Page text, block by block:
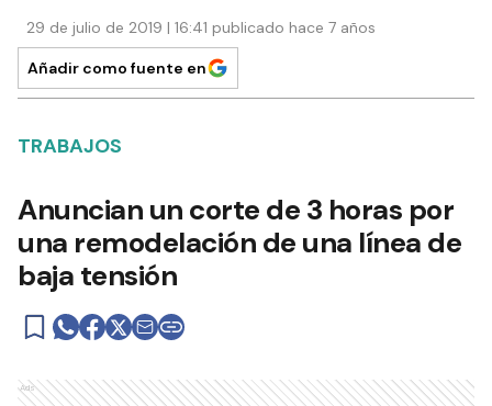
29 de julio de 2019 | 16:41 publicado hace 7 años
Añadir como fuente en
TRABAJOS
Anuncian un corte de 3 horas por
una remodelación de una línea de
baja tensión
Ads